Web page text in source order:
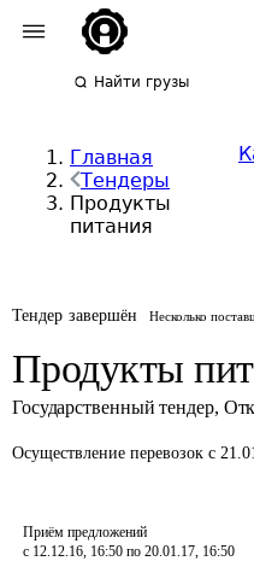
Найти грузы
Главная
Тендеры
Продукты
питания
Тендер завершён Несколько
Продукты
Государственный тендер,
Осуществление перевозок с
Приём предложений
с 12.12.16, 16:50 по 20.01.17, 16:50